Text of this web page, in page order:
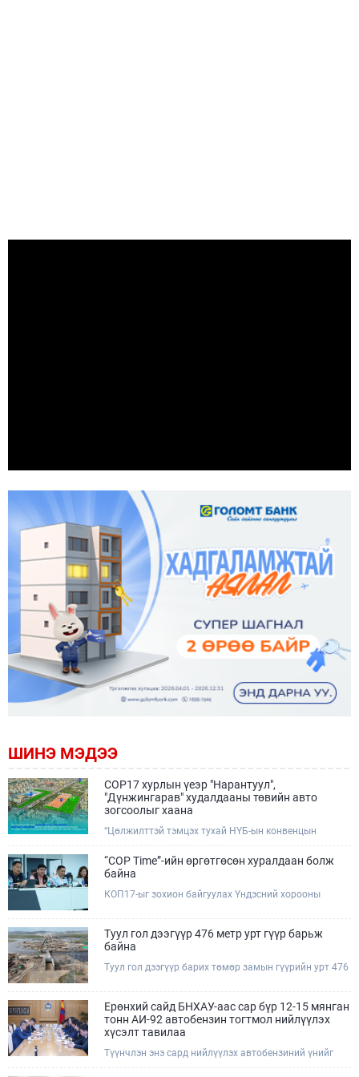
ШИНЭ МЭДЭЭ
COP17 хурлын үеэр "Нарантуул",
"Дүнжингарав" худалдааны төвийн авто
зогсоолыг хаана
“Цөлжилттэй тэмцэх тухай НҮБ-ын конвенцын
сарын 17-28-ны өдрүүдэд Улаанбаатар хотод зохион
байгуулагдана.Хурлын үеэр Нарантуул, Дүнжингарав
тухайн чиглэлд нийтийн тээврийн хүртээмжийг
“COP Time”-ийн өргөтгөсөн хуралдаан болж
байна
КОП17-ыг зохион байгуулах Үндэсний хорооны
дотоод хуралдааныг тогтмол зохион байгуулж ирсэн
билээ.Өнөөдөр “COP Time”-ийн сүүлийн хуралдааныг
бөгөөд үүнд Үндэсний хорооны дэргэдэх дэд
Туул гол дээгүүр 476 метр урт гүүр барьж
байна
Туул гол дээгүүр барих төмөр замын гүүрийн урт 476
хөдөлгөөнийг найдвартай, тасралтгүй нэвтрүүлэх
чухал байгууламж бөгөөд уг ажлыг "Очирням" ХХК,
"Тэргүүн саруул зам" ХХК, "Хотгорзам" ХХК зэрэг
Ерөнхий сайд БНХАУ-аас сар бүр 12-15 мянган
тонн АИ-92 автобензин тогтмол нийлүүлэх
хүсэлт тавилаа
Түүнчлэн энэ сард нийлүүлэх автобензиний үнийг